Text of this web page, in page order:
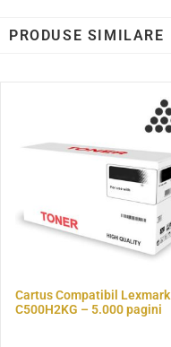
PRODUSE SIMILARE
Cartus Compatibil Lexmark
C500H2KG – 5.000 pagini